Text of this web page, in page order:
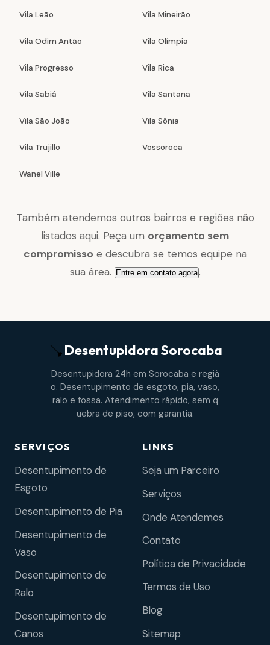
Vila Leão Vila Mineirão
Vila Odim Antão Vila Olímpia
Vila Progresso Vila Rica
Vila Sabiá Vila Santana
Vila São João Vila Sônia
Vila Trujillo Vossoroca
Wanel Ville
Também atendemos outros bairros e regiões não
listados aqui. Peça um orçamento sem
compromisso e descubra se temos equipe na
sua área. Entre em contato agora.
DesentupidoraSorocaba
Desentupidora 24h em Sorocaba e regiã
o. Desentupimento de esgoto, pia, vaso,
ralo e fossa. Atendimento rápido, sem q
uebra de piso, com garantia.
SERVIÇOS
Desentupimento de
Esgoto
Desentupimento de Pia
Desentupimento de
Vaso
Desentupimento de
Ralo
Desentupimento de
Canos
LINKS
Seja um Parceiro
Serviços
Onde Atendemos
Contato
Política de Privacidade
Termos de Uso
Blog
Sitemap